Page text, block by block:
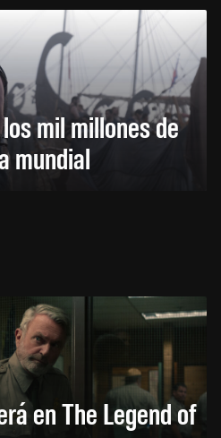
mil millones de
mundial
en The Legend of